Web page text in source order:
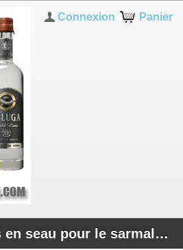
Panier
Connexion
Choux fermentés en seau pour le sarmali 2.5kg(-+100g)